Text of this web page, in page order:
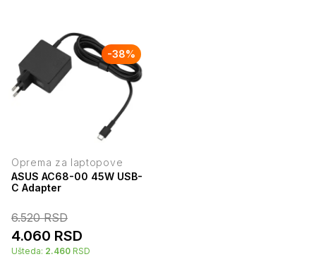
-38%
Oprema za laptopove
ASUS AC68-00 45W USB-
C Adapter
6.520RSD
4.060 RSD
Ušteda: 2.460 RSD